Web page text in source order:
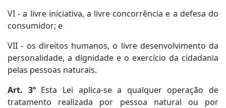
VI - a livre iniciativa, a livre concorrência e a defesa do
consumidor; e
VII - os direitos humanos, o livre desenvolvimento da
personalidade, a dignidade e o exercício da cidadania
pelas pessoas naturais.
Art. 3ºEsta Lei aplica-se a qualquer operação de
tratamento realizada por pessoa natural ou por